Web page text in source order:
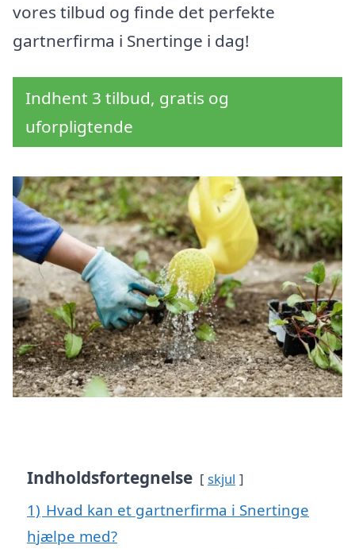
vores tilbud og finde det perfekte
gartnerfirma i Snertinge i dag!
Indhent 3 tilbud, gratis og
uforpligtende
Indholdsfortegnelse skjul
1) Hvad kan et gartnerfirma i Snertinge
hjælpe med?